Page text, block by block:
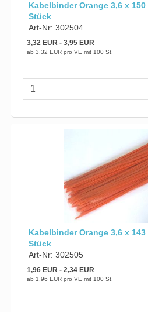
Kabelbinder Orange 3,6 x
Stück
Art-Nr: 302504
3,32 EUR- 3,95 EUR
ab 3,32 EUR pro VE mit 100 St.
Kabelbinder Orange 3,6 x
Stück
Art-Nr: 302505
1,96 EUR- 2,34 EUR
ab 1,96 EUR pro VE mit 100 St.